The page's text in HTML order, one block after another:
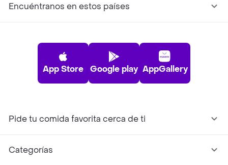
Encuéntranos en estos países
App Store Google play AppGallery
Pide tu comida favorita cerca de ti
Categorías